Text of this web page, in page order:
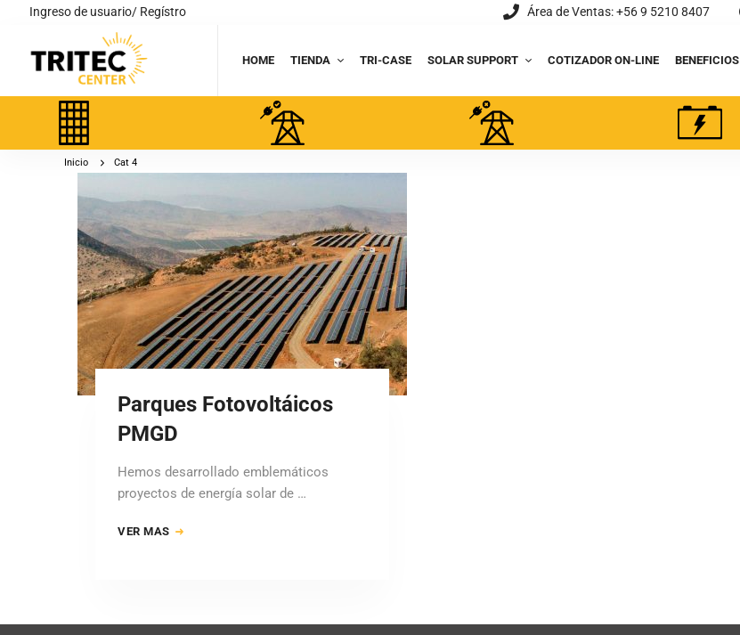
Ingreso de usuario/ Regístro Área de Ventas: +56 9 5210 8407
HOME TIENDA TRI-CASE SOLAR SUPPORT COTIZADOR ON-LINE BENEFICIOS
Inicio Cat 4
Parques Fotovoltáicos
PMGD
Hemos desarrollado emblemáticos
proyectos de energía solar de …
VER MAS